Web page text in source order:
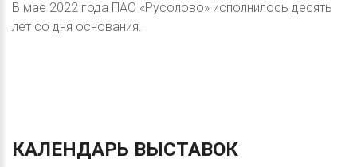
В мае 2022 года ПАО «Русолово» исполнилось десять
лет со дня основания.
КАЛЕНДАРЬ ВЫСТАВОК